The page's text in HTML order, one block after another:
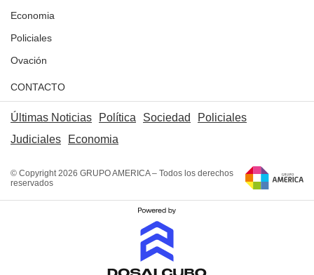
Economia
Policiales
Ovación
CONTACTO
Últimas Noticias Política Sociedad
Policiales
Judiciales
Economia
© Copyright 2026 GRUPO AMERICA – Todos los derechos
reservados